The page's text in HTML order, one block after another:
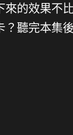
的效果不
聽完本集